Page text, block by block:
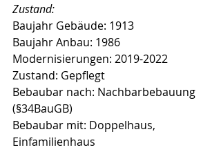
Zustand:
Baujahr Gebäude: 1913
Baujahr Anbau: 1986
Modernisierungen: 2019-2022
Zustand: Gepflegt
Bebaubar nach: Nachbarbebauung
(§34BauGB)
Bebaubar mit: Doppelhaus,
Einfamilienhaus